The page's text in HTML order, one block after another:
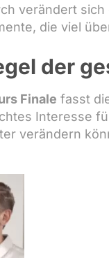
verändert
die viel
der
Finale fasst
Interesse
verändern